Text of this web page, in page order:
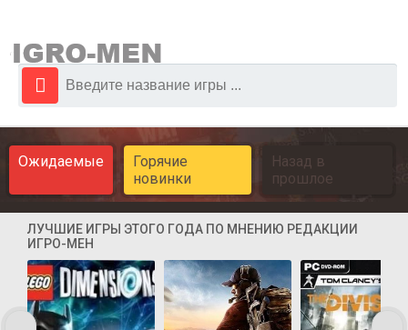
Ожидаемые
Горячие
новинки
Назад в
прошлое
ЛУЧШИЕ ИГРЫ ЭТОГО ГОДА ПО МНЕНИЮ РЕДАКЦИИ
ИГРО-МЕН